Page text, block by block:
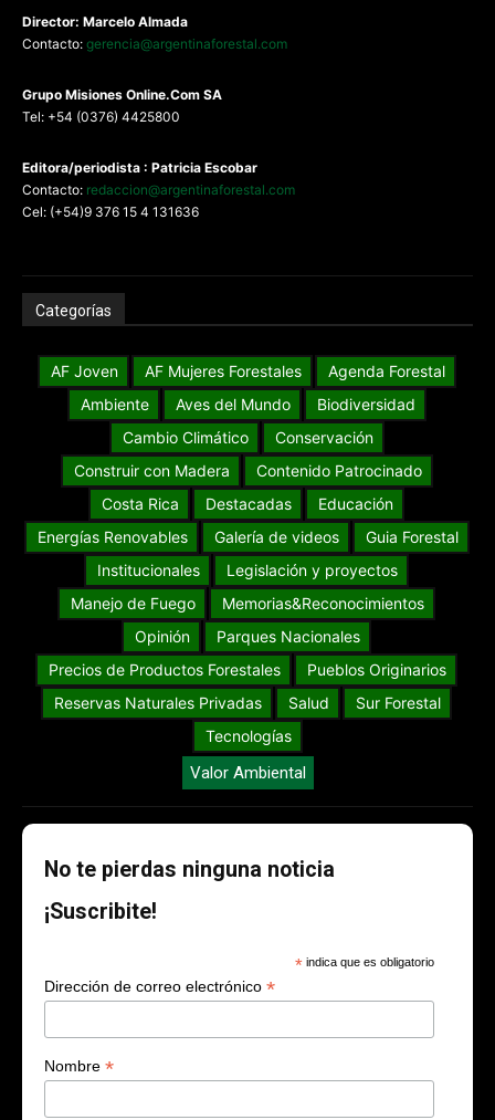
Director: Marcelo Almada
Contacto: gerencia@argentinaforestal.com
Grupo Misiones Online.Com SA
Tel: +54 (0376) 4425800
Editora/periodista : Patricia Escobar
Contacto: redaccion@argentinaforestal.com
Cel: (+54)9 376 15 4 131636
Categorías
AF Joven AF Mujeres Forestales
Agenda Forestal
Ambiente
Aves del Mundo
Biodiversidad
Cambio Climático
Conservación
Construir con Madera
Contenido Patrocinado
Costa Rica
Destacadas
Educación
Energías Renovables
Galería de videos
Guia Forestal
Institucionales
Legislación y proyectos
Manejo de Fuego
Memorias&Reconocimientos
Opinión
Parques Nacionales
Precios de Productos Forestales
Pueblos Originarios
Reservas Naturales Privadas
Salud
Sur Forestal
Tecnologías
Valor Ambiental
No te pierdas ninguna noticia
¡Suscribite!
* indica que es obligatorio
Dirección de correo electrónico *
Nombre *